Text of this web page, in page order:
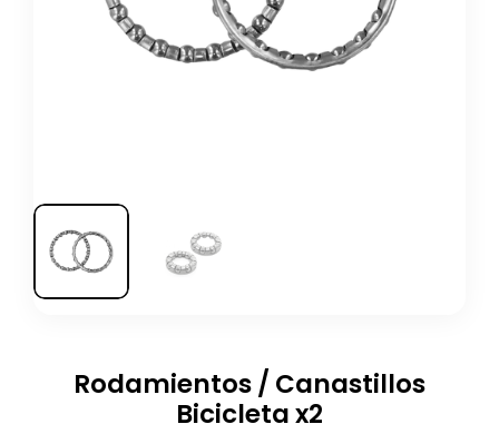
Rodamientos / Canastillos
Bicicleta x2